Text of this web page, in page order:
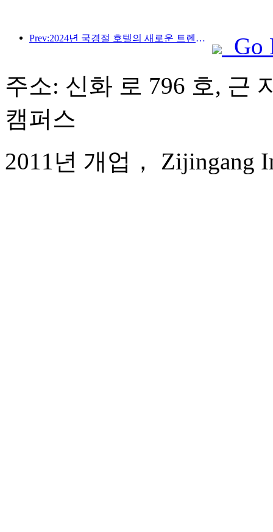
Prev:2024년 국경절 호텔의 새로운 트렌드: 2000년대 이후 세대는 Hanfu를 입고 '영빈관'에 머물며 차를 마시고 서예를 배워 문화적 자신감을 보여줍니다.
Go
주소: 신화 로 796 호, 근
캠퍼스
2011년 개업， Zijingang